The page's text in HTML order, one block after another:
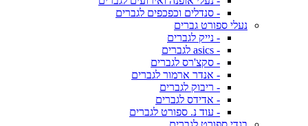
- סנדלים וכפכפים לגברים
נעלי ספורט גברים
- נייק לגברים
- asics לגברים
- סקצ'רס לגברים
- אנדר ארמור לגברים
- ריבוק לגברים
- אדידס לגברים
- עוד נ. ספורט לגברים